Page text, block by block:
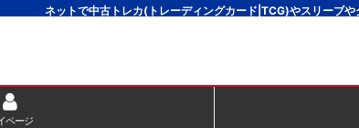
ネットで中古トレカ(トレーディングカード|TCG)やスリーブ
ページ